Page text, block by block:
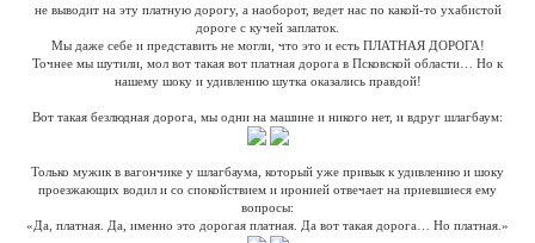
не выводит на эту платную дорогу, а наоборот, ведет нас по какой-то ухабистой
дороге с кучей заплаток.
Мы даже себе и представить не могли, что это и есть ПЛАТНАЯ ДОРОГА!
Точнее мы шутили, мол вот такая вот платная дорога в Псковской области… Но к
нашему шоку и удивлению шутка оказались правдой!
Вот такая безлюдная дорога, мы одни на машине и никого нет, и вдруг шлагбаум:
Только мужик в вагончике у шлагбаума, который уже привык к удивлению и шоку
проезжающих водил и со спокойствием и иронией отвечает на приевшиеся ему
вопросы:
«Да, платная. Да, именно это дорогая платная. Да вот такая дорога… Но платная.»